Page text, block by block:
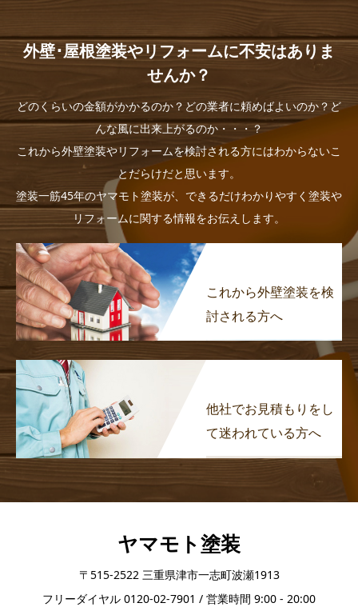
外壁･屋根塗装やリフォームに不安はありま
せんか？
どのくらいの金額がかかるのか？どの業者に頼めばよいのか？ど
んな風に出来上がるのか・・・？
これから外壁塗装やリフォームを検討される方にはわからないこ
とだらけだと思います。
塗装一筋45年のヤマモト塗装が、できるだけわかりやすく塗装や
リフォームに関する情報をお伝えします。
これから外壁塗装を検
討される方へ
他社でお見積もりをし
て迷われている方へ
ヤマモト塗装
〒515-2522 三重県津市一志町波瀬1913
フリーダイヤル 0120-02-7901 / 営業時間 9:00 - 20:00